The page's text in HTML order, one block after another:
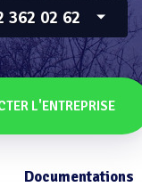
362 02 62
L'ENTREPRISE
Documentations